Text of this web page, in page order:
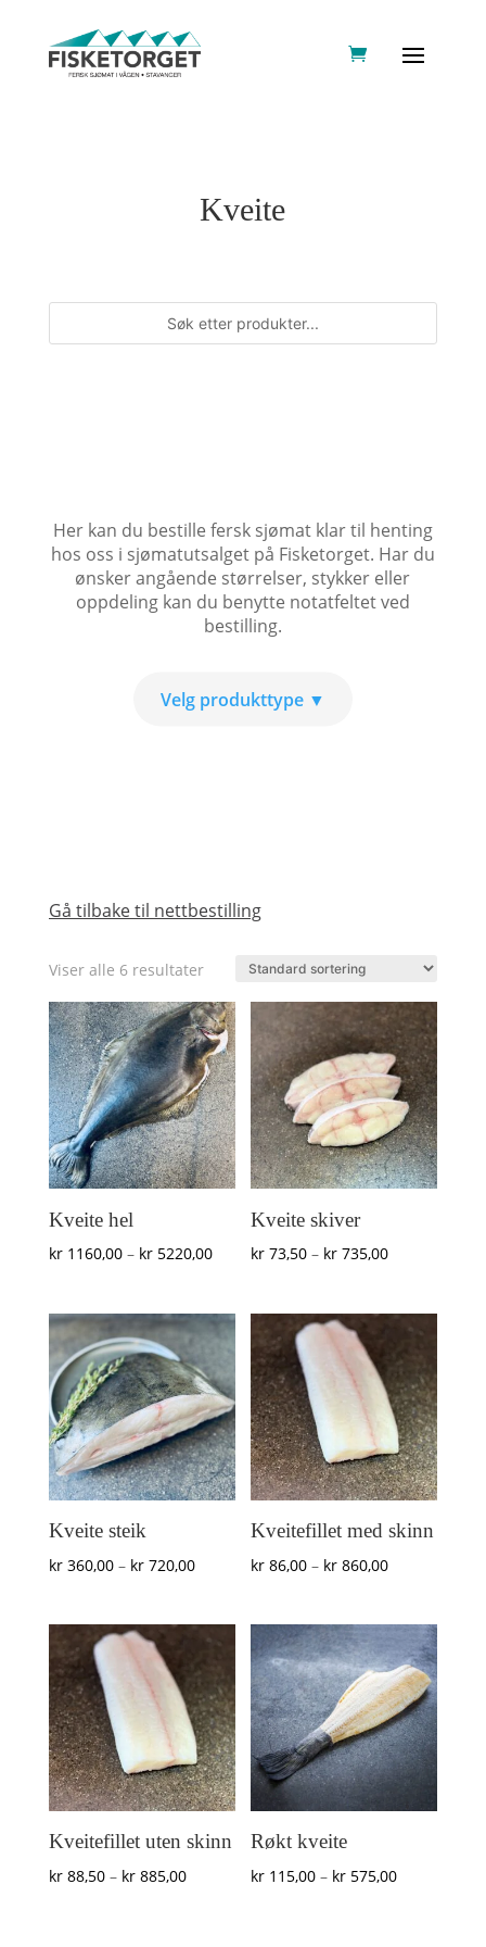
Kveite
Her kan du bestille fersk sjømat klar til henting
hos oss i sjømatutsalget på Fisketorget. Har du
ønsker angående størrelser, stykker eller
oppdeling kan du benytte notatfeltet ved
bestilling.
Gå tilbake til nettbestilling
Viser alle 6 resultater
Kveite hel
kr1160,00 – kr5220,00Prisområde:
til
kr 5220,00
Kveite skiver
kr 73,50 – kr 735,00Prisområde:
til
kr 735,00
Kveite steik
kr360,00 – kr720,00Prisområde:
til
kr 720,00
Kveitefillet med skinn
kr 86,00 – kr 860,00Prisområde:
til
kr 860,00
Kveitefillet uten skinn
kr88,50 – kr885,00Prisområde:
Røkt kveite
kr 115,00 – kr 575,00Prisområde: